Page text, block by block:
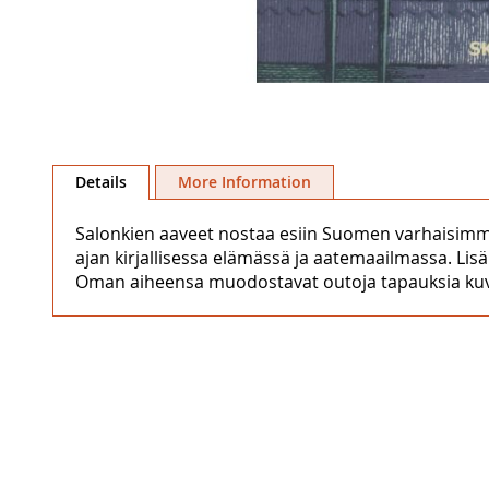
to
the
images
gallery
Details
Salonkien aaveet nostaa esiin Suomen
ajan kirjallisessa elämässä ja aatemaailmassa.
Oman aiheensa muodostavat outoja tapauksia
More Information